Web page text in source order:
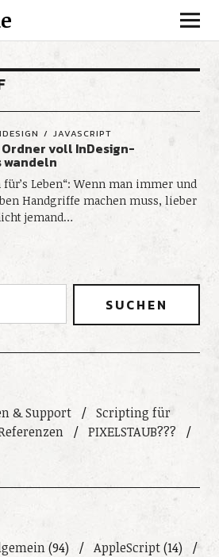
JAVASCRIPT
voll InDesign-
wandeln
für’s Leben“: Wenn man immer und
Handgriffe machen muss, lieber
jemand…
& Support
Scripting für
PIXELSTAUB???
(94) AppleScript(14)